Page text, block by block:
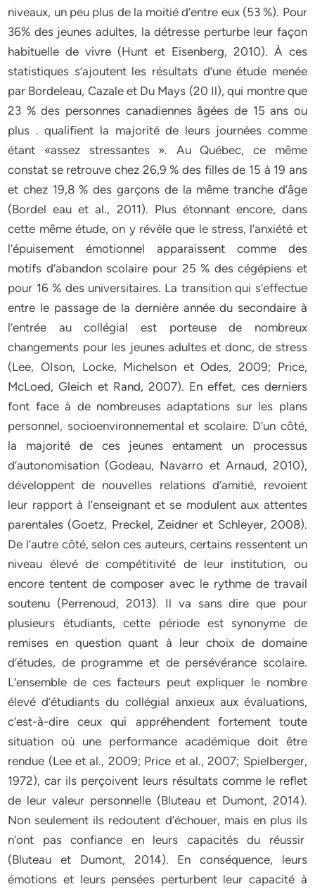
niveaux, un peu plus de la moitié d’entre eux (53 %). Pour
36% des jeunes adultes, la détresse perturbe leur façon
habituelle de vivre (Hunt et Eisenberg, 2010). À ces
statistiques s’ajoutent les résultats d’une étude menée
par Bordeleau, Cazale et Du Mays (20 Il), qui montre que
23 % des personnes canadiennes âgées de 15 ans ou
plus . qualifient la majorité de leurs journées comme
étant «assez stressantes ». Au Québec, ce même
constat se retrouve chez 26,9 % des filles de 15 à 19 ans
et chez 19,8 % des garçons de la même tranche d’âge
(Bordel eau et al., 2011). Plus étonnant encore, dans
cette même étude, on y révèle que le stress, l’anxiété et
l’épuisement émotionnel apparaissent comme des
motifs d’abandon scolaire pour 25 % des cégépiens et
pour 16 % des universitaires. La transition qui s’effectue
entre le passage de la dernière année du secondaire à
l’entrée au collégial est porteuse de nombreux
changements pour les jeunes adultes et donc, de stress
(Lee, OIson, Locke, Michelson et Odes, 2009; Price,
McLoed, Gleich et Rand, 2007). En effet, ces derniers
font face à de nombreuses adaptations sur les plans
personnel, socioenvironnemental et scolaire. D’un côté,
la majorité de ces jeunes entament un processus
d’autonomisation (Godeau, Navarro et Arnaud, 2010),
développent de nouvelles relations d’amitié, revoient
leur rapport à l’enseignant et se modulent aux attentes
parentales (Goetz, Preckel, Zeidner et Schleyer, 2008).
De l’autre côté, selon ces auteurs, certains ressentent un
niveau élevé de compétitivité de leur institution, ou
encore tentent de composer avec le rythme de travail
soutenu (Perrenoud, 2013). Il va sans dire que pour
plusieurs étudiants, cette période est synonyme de
remises en question quant à leur choix de domaine
d’études, de programme et de persévérance scolaire.
L’ensemble de ces facteurs peut expliquer le nombre
élevé d’étudiants du collégial anxieux aux évaluations,
c’est-à-dire ceux qui appréhendent fortement toute
situation où une performance académique doit être
rendue (Lee et al., 2009; Price et al., 2007; Spielberger,
1972), car ils perçoivent leurs résultats comme le reflet
de leur valeur personnelle (Bluteau et Dumont, 2014).
Non seulement ils redoutent d’échouer, mais en plus ils
n’ont pas confiance en leurs capacités du réussir
(Bluteau et Dumont, 2014). En conséquence, leurs
émotions et leurs pensées perturbent leur capacité à